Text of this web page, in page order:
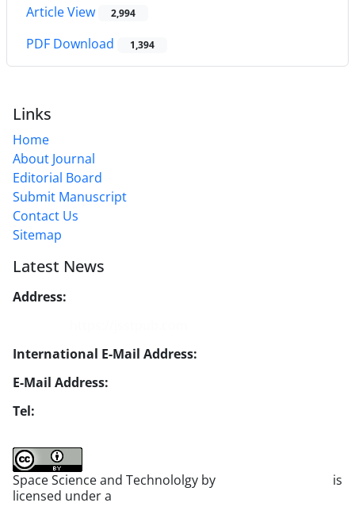
Article View 2,994
PDF Download 1,394
Links
Home
About Journal
Editorial Board
Submit Manuscript
Contact Us
Sitemap
Latest News
Address:
International E-Mail Address:
E-Mail Address:
Tel:
Space Science and Technololgy by
is
licensed under a